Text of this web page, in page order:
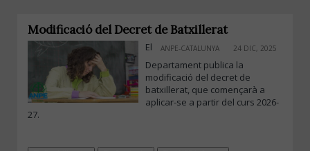
Modificació del Decret de Batxillerat
ANPE-CATALUNYA 24 DIC, 2025
El
Departament publica la
modificació del decret de
batxillerat, que començarà a
aplicar-se a partir del curs 2026-
27.